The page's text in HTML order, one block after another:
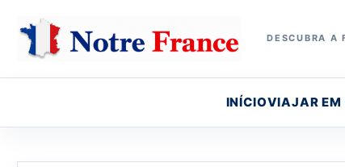
DESCUBRA A
INÍCIOVIAJAR EM